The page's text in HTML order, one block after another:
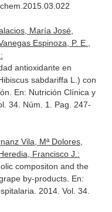
María José,
Espinoza, P. E.,
antioxidante en
sabdariffa L.) con
En: Nutrición Clínica y
34. Núm. 1. Pag. 247-
Vila, Mª Dolores,
Francisco J.:
compositon and the
by-products. En:
. 2014. Vol. 34.